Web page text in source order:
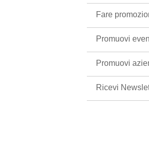
Fare
Promuovi
Promuovi
Ricevi